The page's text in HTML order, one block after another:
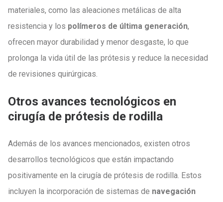
materiales, como las aleaciones metálicas de alta
resistencia y los polímeros de última generación,
ofrecen mayor durabilidad y menor desgaste, lo que
prolonga la vida útil de las prótesis y reduce la necesidad
de revisiones quirúrgicas.
Otros avances tecnológicos en
cirugía de prótesis de rodilla
Además de los avances mencionados, existen otros
desarrollos tecnológicos que están impactando
positivamente en la cirugía de prótesis de rodilla. Estos
incluyen la incorporación de sistemas de navegación